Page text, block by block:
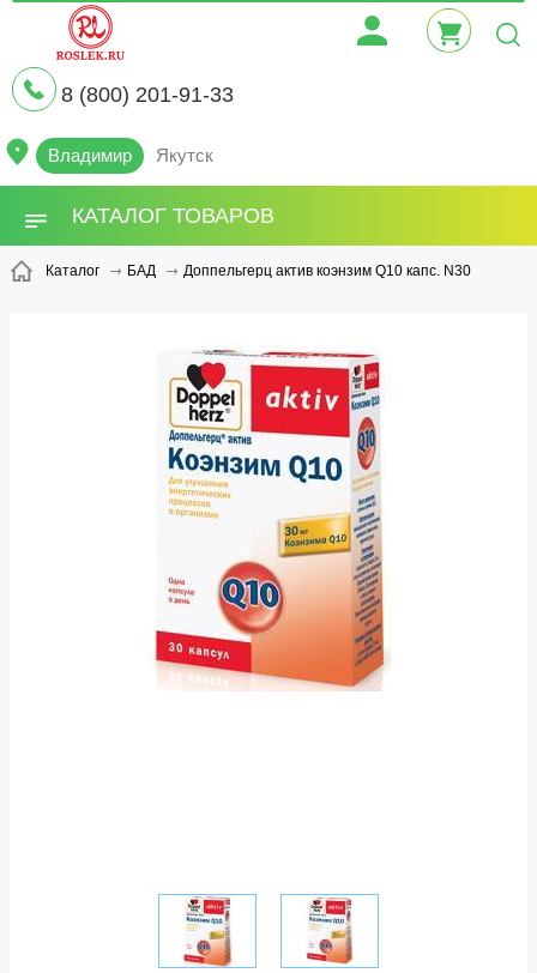
8 (800) 201-91-33
Владимир Якутск
КАТАЛОГ ТОВАРОВ
Каталог БАД Доппельгерц актив коэнзим Q10 капс. N30